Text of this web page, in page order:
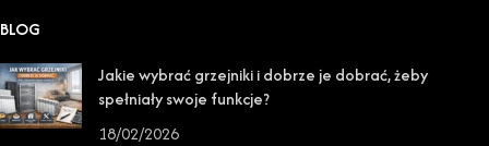
BLOG
Jakie wybrać grzejniki i dobrze je dobrać, żeby
spełniały swoje funkcje?
18/02/2026